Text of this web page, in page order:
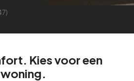
Kies voor een